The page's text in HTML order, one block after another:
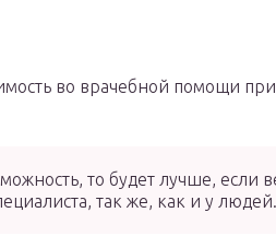
во врачебной помощи
то будет лучше, если
так же, как и у людей.